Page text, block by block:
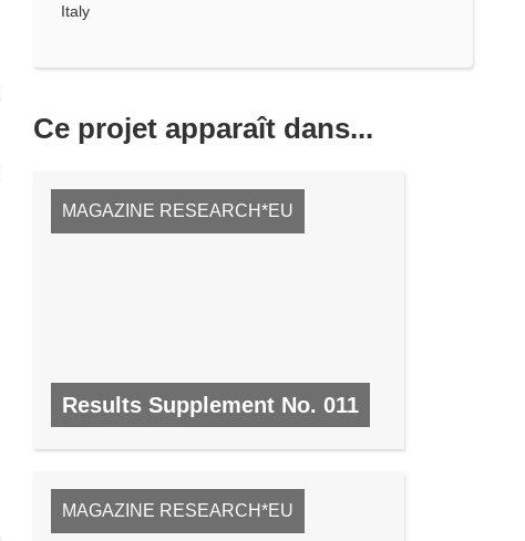
Italy
Ce projet apparaît dans...
MAGAZINE RESEARCH*EU
Results Supplement No. 011
Nº 11, JANVIER 2009
MAGAZINE RESEARCH*EU